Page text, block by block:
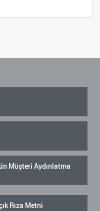
Müşteri Aydınlatma
Rıza Metni